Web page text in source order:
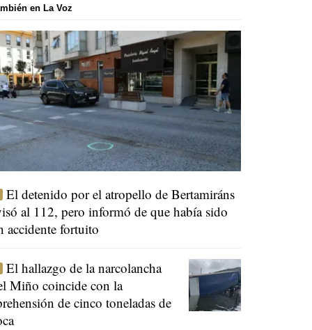
en La Voz
El detenido por el atropello de Bertamiráns
al 112, pero informó de que había sido
accidente fortuito
El hallazgo de la narcolancha
Miño coincide con la
de cinco toneladas de